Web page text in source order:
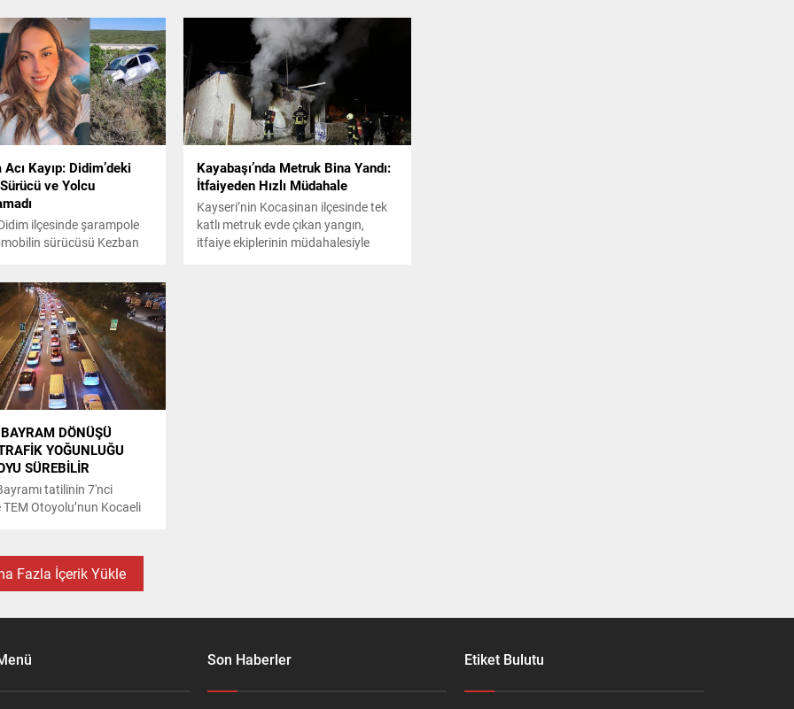
(İstinaf) tarafından
11 Eylül'de yeniden
çıkacak.
ben itiraf eden kişiyi tanımıyorum
dedi. Öte yandan cinayeti işlediğini
itiraf eden Bülent Gündüz'e yarın
olay yerinde keşif yaptırılacağı
öğrenildi.
Acı Kayıp: Didim’deki
ve Yolcu
Didim ilçesinde şarampole
sürücüsü Kezban
kaybetti.
Kayabaşı’nda Metruk Bina Yandı:
İtfaiyeden Hızlı Müdahale
Kayseri’nin Kocasinan ilçesinde tek
katlı metruk evde çıkan yangın,
itfaiye ekiplerinin müdahalesiyle
BAYRAM DÖNÜŞÜ
YOĞUNLUĞU
SÜREBİLİR
tatilinin 7'nci
Otoyolu’nun Kocaeli
Fazla İçerik Yükle
Son Haberler Etiket Bulutu